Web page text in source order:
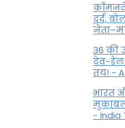
दर्द,
36 की
देव-डेल
तय! -
भारत
- India